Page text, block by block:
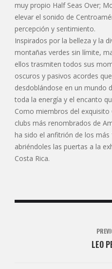
muy propio Half Seas Over;
elevar el sonido de
percepción y sentimiento.
Inspirados por la belleza y la
montañas verdes sin límite,
ellos trasmiten todos sus
oscuros y pasivos acordes
desdoblándose en un mundo
toda la energía y el encanto
Como miembros del exquisito
clubs más renombrados de
ha sido el anfitrión de los
abriéndoles las puertas a la
Costa Rica.
LEO